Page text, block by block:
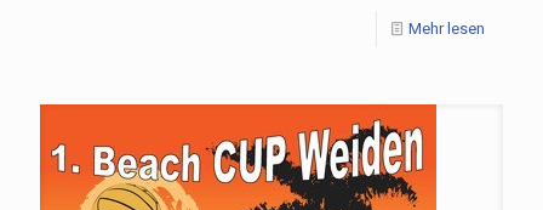
Mehr lesen